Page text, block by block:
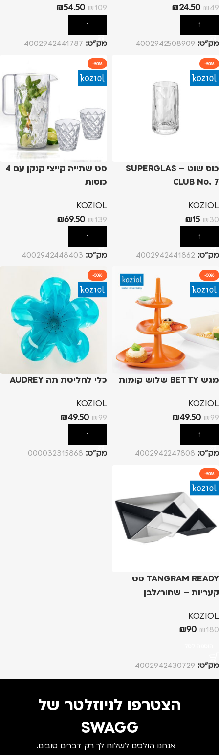
₪49
₪24.50
הוספה לסל
מק”ט: 4002942508909
₪109
₪54.50
הוספה לסל
מק”ט: 4002942441787
-50%
כוס שוט – SUPERGLAS
CLUB No. 7
KOZIOL
₪30
₪15
הוספה לסל
מק”ט: 4002942441862
-50%
סט שתייה קייצי קנקן עם 4
כוסות
KOZIOL
₪139
₪69.50
הוספה לסל
מק”ט: 4002942448403
-50%
מגש BETTY שלוש קומות
KOZIOL
₪99
₪49.50
הוספה לסל
מק”ט: 4002942247808
-50%
כלי לחליטת תה AUDREY
KOZIOL
₪99
₪49.50
הוספה לסל
מק”ט: 000032315868
-50%
TANGRAM READY סט
קעריות – שחור/לבן
KOZIOL
₪180
₪90
מק”ט: 4002942430729
הצטרפו לניוזלטר של
SWAGG
אנחנו הולכים לשלוח לך רק דברים טובים.